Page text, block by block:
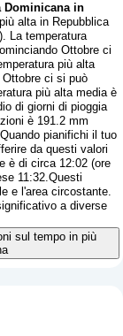
Dominicana in
alta in Repubblica
La temperatura
Ottobre ci
più alta
ci si può
più alta media è
di giorni di pioggia
è 191.2 mm
pianifichi il tuo
da questi valori
è di circa 12:02 (ore
11:32.Questi
e l'area circostante.
a diverse
sul tempo in più